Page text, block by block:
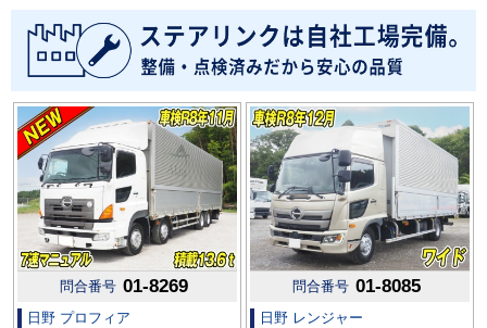
問合番号 01-8269
日野 プロフィア
問合番号 01-8085
日野 レンジャー